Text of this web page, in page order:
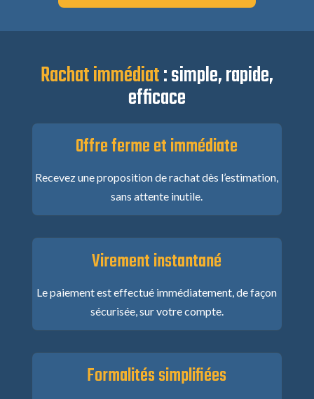
Rachat immédiat: simple, rapide,
efficace
Offre ferme et immédiate
Recevez une proposition de rachat dès l’estimation,
sans attente inutile.
Virement instantané
Le paiement est effectué immédiatement, de façon
sécurisée, sur votre compte.
Formalités simplifiées